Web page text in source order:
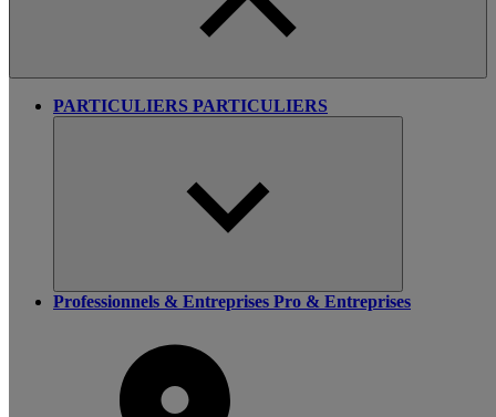
PARTICULIERS PARTICULIERS
Professionnels & Entreprises Pro & Entreprises